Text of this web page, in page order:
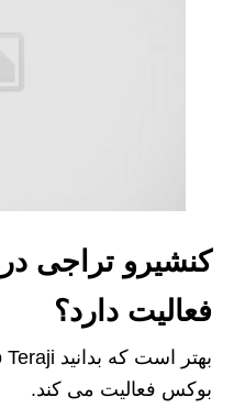
کنشیرو تراجی
فعالیت دارد؟
بوکس فعالیت می کند.